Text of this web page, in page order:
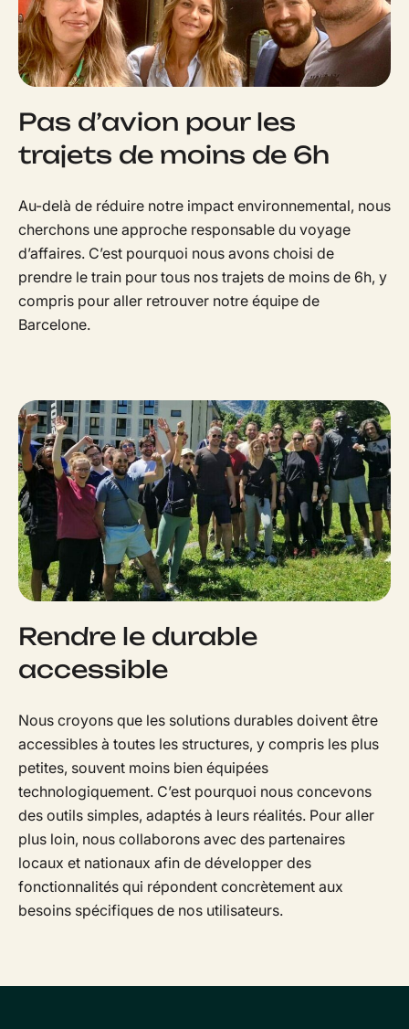
Pas d’avion pour les
trajets de moins de 6h
Au-delà de réduire notre impact environnemental, nous
cherchons une approche responsable du voyage
d’affaires. C’est pourquoi nous avons choisi de
prendre le train pour tous nos trajets de moins de 6h, y
compris pour aller retrouver notre équipe de
Barcelone.
Rendre le durable
accessible
Nous croyons que les solutions durables doivent être
accessibles à toutes les structures, y compris les plus
petites, souvent moins bien équipées
technologiquement. C’est pourquoi nous concevons
des outils simples, adaptés à leurs réalités. Pour aller
plus loin, nous collaborons avec des partenaires
locaux et nationaux afin de développer des
fonctionnalités qui répondent concrètement aux
besoins spécifiques de nos utilisateurs.